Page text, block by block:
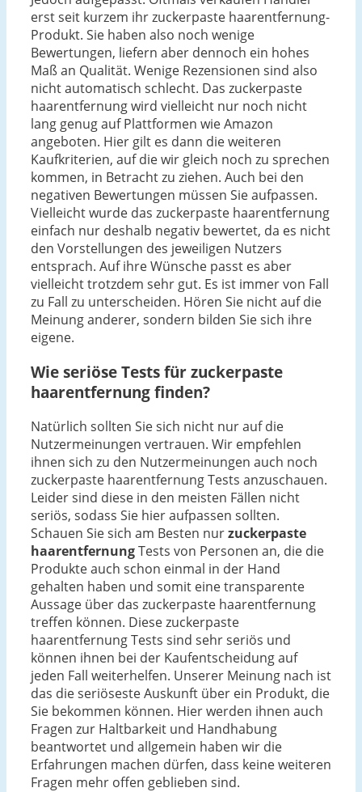
erst seit kurzem ihr zuckerpaste haarentfernung-
Produkt. Sie haben also noch wenige
Bewertungen, liefern aber dennoch ein hohes
Maß an Qualität. Wenige Rezensionen sind also
nicht automatisch schlecht. Das zuckerpaste
haarentfernung wird vielleicht nur noch nicht
lang genug auf Plattformen wie Amazon
angeboten. Hier gilt es dann die weiteren
Kaufkriterien, auf die wir gleich noch zu sprechen
kommen, in Betracht zu ziehen. Auch bei den
negativen Bewertungen müssen Sie aufpassen.
Vielleicht wurde das zuckerpaste haarentfernung
einfach nur deshalb negativ bewertet, da es nicht
den Vorstellungen des jeweiligen Nutzers
entsprach. Auf ihre Wünsche passt es aber
vielleicht trotzdem sehr gut. Es ist immer von Fall
zu Fall zu unterscheiden. Hören Sie nicht auf die
Meinung anderer, sondern bilden Sie sich ihre
eigene.
Wie seriöse Tests für zuckerpaste
haarentfernung finden?
Natürlich sollten Sie sich nicht nur auf die
Nutzermeinungen vertrauen. Wir empfehlen
ihnen sich zu den Nutzermeinungen auch noch
zuckerpaste haarentfernung Tests anzuschauen.
Leider sind diese in den meisten Fällen nicht
seriös, sodass Sie hier aufpassen sollten.
Schauen Sie sich am Besten nurzuckerpaste
haarentfernungTests von Personen an, die die
Produkte auch schon einmal in der Hand
gehalten haben und somit eine transparente
Aussage über das zuckerpaste haarentfernung
treffen können. Diese zuckerpaste
haarentfernung Tests sind sehr seriös und
können ihnen bei der Kaufentscheidung auf
jeden Fall weiterhelfen. Unserer Meinung nach ist
das die seriöseste Auskunft über ein Produkt, die
Sie bekommen können. Hier werden ihnen auch
Fragen zur Haltbarkeit und Handhabung
beantwortet und allgemein haben wir die
Erfahrungen machen dürfen, dass keine weiteren
Fragen mehr offen geblieben sind.